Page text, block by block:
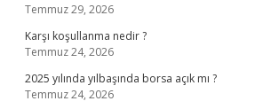
Temmuz 29, 2026
Karşı koşullanma nedir ?
Temmuz 24, 2026
2025 yılında yılbaşında borsa açık mı ?
Temmuz 24, 2026